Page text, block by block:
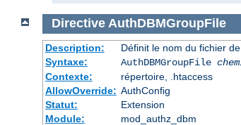
Directive AuthDBMGroupFile
Description:
Définit le nom du fichier
Syntaxe:
AuthDBMGroupFile
Contexte:
répertoire, .htaccess
AllowOverride: AuthConfig
Statut:
Extension
Module:
mod_authz_dbm